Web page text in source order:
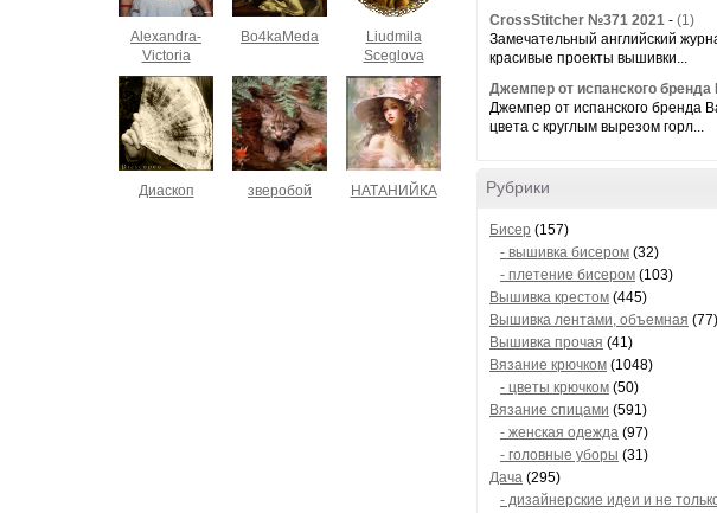
Alexandra-
Victoria
Bo4kaMeda
Liudmila
Sceglova
Диаскоп зверобой НАТАНИЙКА
CrossStitcher №371 2021 - (1)
Замечательный английский
красивые проекты вышивки...
Джемпер от испанского бренда
Джемпер от испанского бренда
цвета с круглым вырезом горл...
Рубрики
Бисер (157)
- вышивка бисером (32)
- плетение бисером (103)
Вышивка крестом (445)
Вышивка лентами, объемная (77)
Вышивка прочая (41)
Вязание крючком (1048)
- цветы крючком (50)
Вязание спицами (591)
- женская одежда (97)
- головные уборы (31)
Дача (295)
- дизайнерские идеи и не